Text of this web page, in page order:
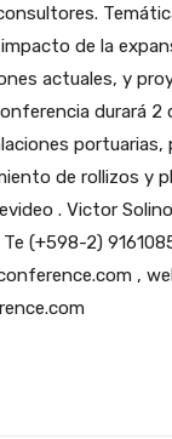
de la
actuales, y
durará
de rollizos y
. Victor
(+598-2)
,